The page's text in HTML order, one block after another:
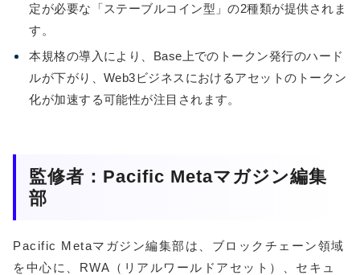
定が必要な「ステーブルコイン型」の2種類が提供されま
す。
本規格の導入により、Base上でのトークン発行のハード
ルが下がり、Web3ビジネスにおけるアセットのトークン
化が加速する可能性が注目されます。
監修者：Pacific Metaマガジン編集
部
Pacific Metaマガジン編集部は、ブロックチェーン領域
を中心に、RWA（リアルワールドアセット）、セキュ